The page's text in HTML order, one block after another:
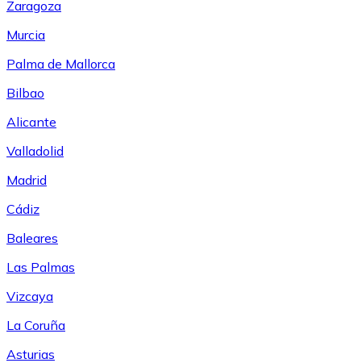
Zaragoza
Murcia
Palma de Mallorca
Bilbao
Alicante
Valladolid
Madrid
Cádiz
Baleares
Las Palmas
Vizcaya
La Coruña
Asturias